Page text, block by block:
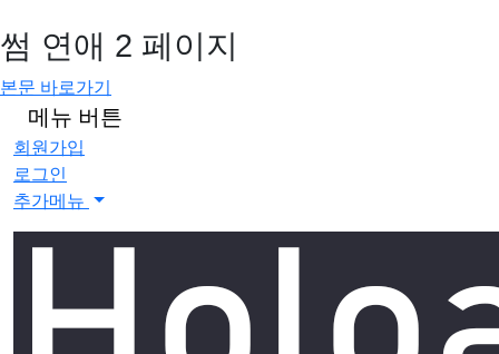
썸 연애 2 페이지
본문 바로가기
메뉴 버튼
회원가입
로그인
추가메뉴